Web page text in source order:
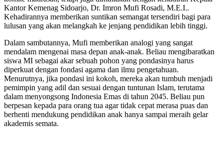
Kantor Kemenag Sidoarjo, Dr. Imron Mufi Rosadi, M.E.I..
Kehadirannya memberikan suntikan semangat tersendiri bagi para
lulusan yang akan melangkah ke jenjang pendidikan lebih tinggi.
Dalam sambutannya, Mufi memberikan analogi yang sangat
mendalam mengenai masa depan anak-anak. Beliau mengibaratkan
siswa MI sebagai akar sebuah pohon yang pondasinya harus
diperkuat dengan fondasi agama dan ilmu pengetahuan.
Menurutnya, jika pondasi ini kokoh, mereka akan tumbuh menjadi
pemimpin yang adil dan sesuai dengan tuntunan Islam, terutama
dalam menyongsong Indonesia Emas di tahun 2045. Beliau pun
berpesan kepada para orang tua agar tidak cepat merasa puas dan
berhenti mendukung pendidikan anak hanya sampai meraih gelar
akademis semata.